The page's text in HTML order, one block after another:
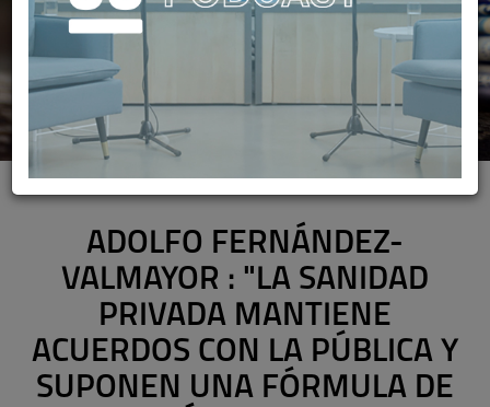
ADOLFO FERNÁNDEZ-
VALMAYOR : "LA SANIDAD
PRIVADA MANTIENE
ACUERDOS CON LA PÚBLICA Y
SUPONEN UNA FÓRMULA DE